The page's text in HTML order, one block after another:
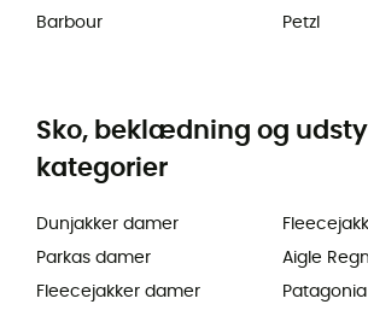
Barbour
Petzl
Sko, beklædning og
kategorier
Dunjakker damer
Parkas damer
Fleecejakker damer
Aigle